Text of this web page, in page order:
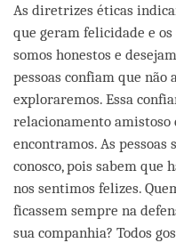
As diretrizes éticas
que geram felicidade e
somos honestos e
pessoas confiam que
exploraremos. Essa
relacionamento amistoso
encontramos. As pessoas
conosco, pois sabem que
nos sentimos felizes.
ficassem sempre na
sua companhia? Todos